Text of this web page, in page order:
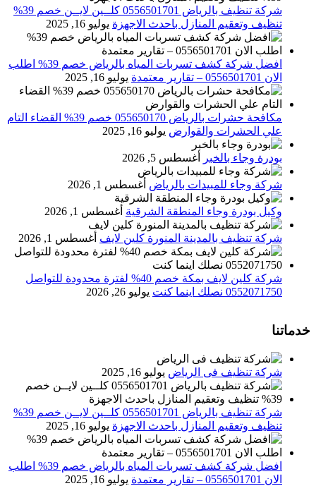
شركة تنظيف بالرياض 0556501701 كلــين لايــن خصم 39%
تنظيف وتعقيم المنازل باحدث الاجهزة يوليو 16, 2025
افضل شركة كشف تسربات المياه بالرياض خصم 39% اطلب
الان 0556501701‬‏ – تقارير معتمدة
يوليو 16, 2025
مكافحة حشرات بالرياض 055650170 خصم 39% القضاء التام
علي الحشرات والقوارض يوليو 16, 2025
بودرة وجاء بالخبر أغسطس 5, 2026
شركة وجاء للمبيدات بالرياض أغسطس 1, 2026
وكيل بودرة وجاء المنطقة الشرقية أغسطس 1, 2026
شركة تنظيف بالمدينة المنورة كلين لايف أغسطس 1, 2026
شركة كلين لايف بمكة خصم 40% لفترة محدودة للتواصل
0552071750 نصلك اينما كنت
يوليو 26, 2026
خدماتنا
شركة تنظيف فى الرياض يوليو 16, 2025
شركة تنظيف بالرياض 0556501701 كلــين لايــن خصم 39%
تنظيف وتعقيم المنازل باحدث الاجهزة يوليو 16, 2025
افضل شركة كشف تسربات المياه بالرياض خصم 39% اطلب
الان 0556501701‬‏ – تقارير معتمدة
يوليو 16, 2025